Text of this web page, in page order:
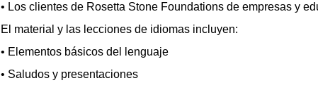
• Los clientes de Rosetta Stone Foundations de empresas y
El material y las lecciones de idiomas incluyen:
• Elementos básicos del lenguaje
• Saludos y presentaciones